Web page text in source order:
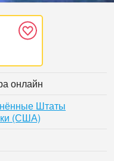
онлайн
Штаты
(США)